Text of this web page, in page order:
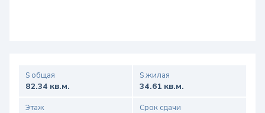
S общая
82.34 кв.м.
S жилая
34.61 кв.м.
Этаж Срок сдачи